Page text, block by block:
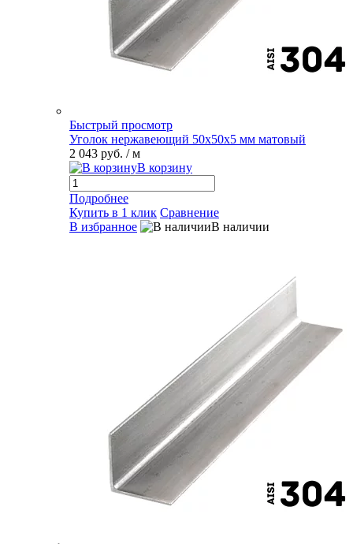
Быстрый просмотр
Уголок нержавеющий 50х50х5 мм матовый
2 043 руб. / м
В корзину
Подробнее
Купить в 1 клик Сравнение
В избранное
В наличии